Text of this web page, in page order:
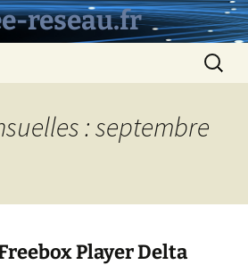
reseau.fr
: septembre
Player Delta